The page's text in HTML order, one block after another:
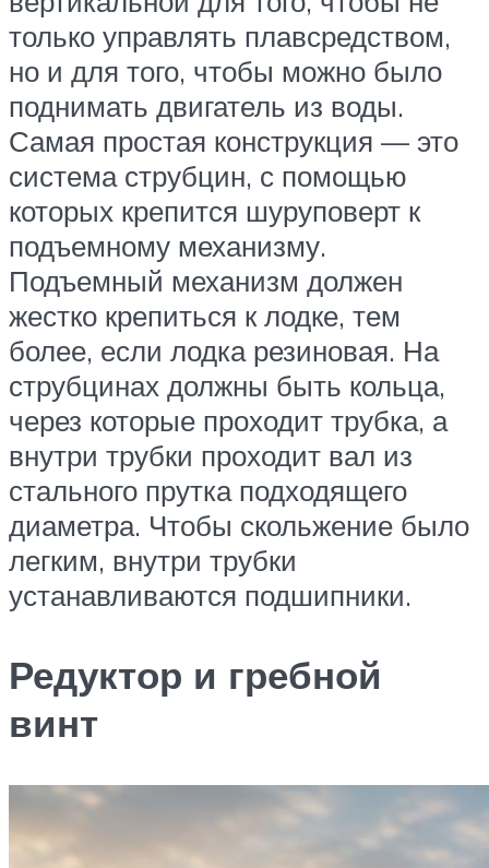
только управлять плавсредством,
но и для того, чтобы можно было
поднимать двигатель из воды.
Самая простая конструкция — это
система струбцин, с помощью
которых крепится шуруповерт к
подъемному механизму.
Подъемный механизм должен
жестко крепиться к лодке, тем
более, если лодка резиновая. На
струбцинах должны быть кольца,
через которые проходит трубка, а
внутри трубки проходит вал из
стального прутка подходящего
диаметра. Чтобы скольжение было
легким, внутри трубки
устанавливаются подшипники.
Редуктор и гребной
винт